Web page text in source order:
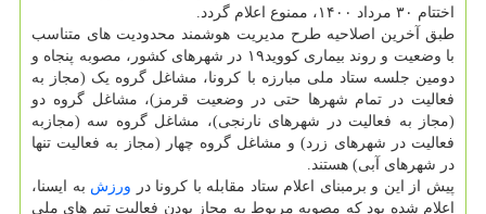
اختتام ۳۰ مرداد ۱۴۰۰، ممنوع اعلام گردد.
طبق آخرین اصلاحیه طرح مدیریت هوشمند محدودیت های متناسب
با وضعیت و روند بیماری کووید۱۹ در شهرهای کشور، مصوبه پنجاه و
دومین جلسه ستاد ملی مبارزه با کرونا، مشاغل گروه یک (مجاز به
فعالیت در تمام شهرها حتی در وضعیت قرمز)، مشاغل گروه دو
(مجاز به فعالیت در شهرهای نارنجی)، مشاغل گروه سه (مجازبه
فعالیت در شهرهای زرد) و مشاغل گروه چهار (مجاز به فعالیت تنها
در شهرهای آبی) هستند.
پیش از این و برمبنای اعلام ستاد مقابله با کرونا در ورزش به ایسنا،
اعلام شده بود که مصوبه مربوط به مجاز بودن فعالیت تیم های ملی